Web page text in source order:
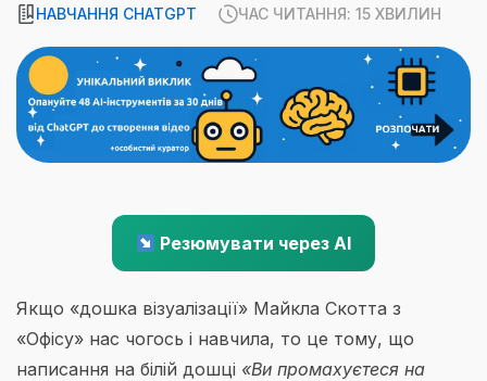
НАВЧАННЯ CHATGPT ЧАС ЧИТАННЯ: 15 ХВИЛИН
Резюмувати через AI
Якщо «дошка візуалізації» Майкла Скотта з
«Офісу» нас чогось і навчила, то це тому, що
написання на білій дошці «Ви промахуєтеся на